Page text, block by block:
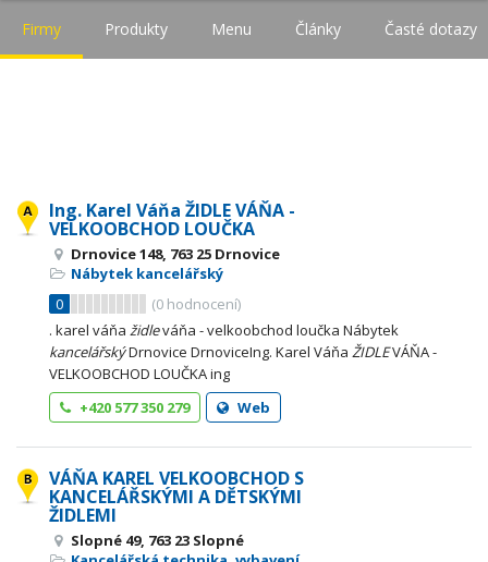
Firmy Produkty Menu Články Časté dotazy
Ing. Karel Váňa ŽIDLE VÁŇA -
VELKOOBCHOD LOUČKA
Drnovice 148, 763 25 Drnovice
Nábytek kancelářský
0
(0 hodnocení)
. karel váňa židleváňa - velkoobchod loučka Nábytek
kancelářskýDrnovice DrnoviceIng. Karel Váňa ŽIDLEVÁŇA -
VELKOOBCHOD LOUČKA ing
+420 577 350 279
Web
VÁŇA KAREL VELKOOBCHOD S
KANCELÁŘSKÝMI A DĚTSKÝMI
ŽIDLEMI
Slopné 49, 763 23 Slopné